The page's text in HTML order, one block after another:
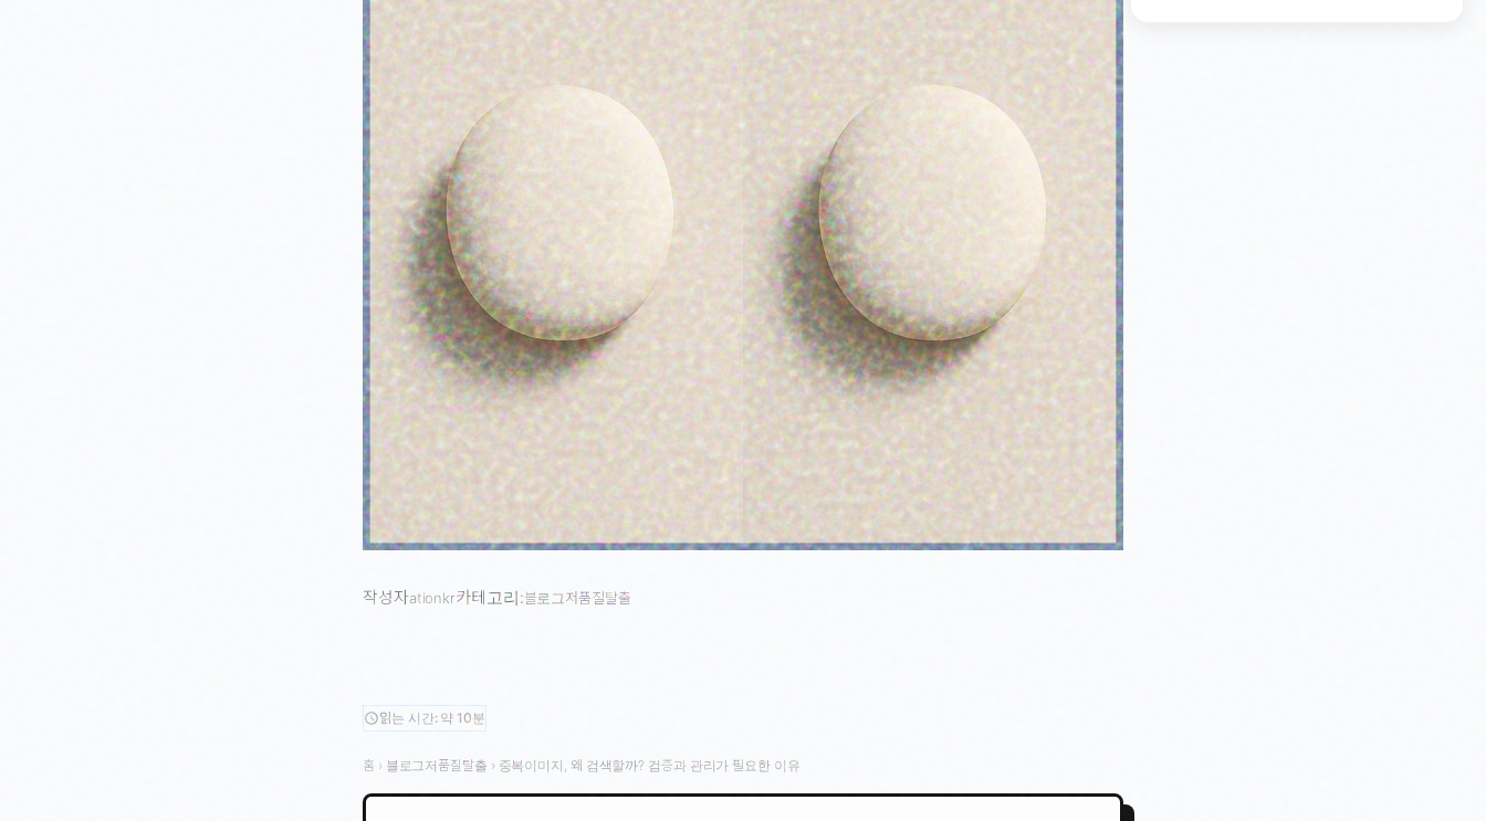
작성자ationkr카테고리:블로그저품질탈출
schedule읽는 시간: 약 10분
홈 › 블로그저품질탈출 › 중복이미지, 왜 검색할까? 검증과 관리가 필요한 이유